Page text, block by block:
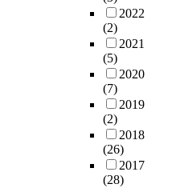
2022
(2)
2021
(5)
2020
(7)
2019
(2)
2018
(26)
2017
(28)